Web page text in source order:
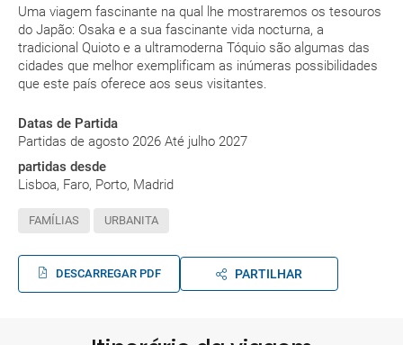
Uma viagem fascinante na qual lhe mostraremos os tesouros
do Japão: Osaka e a sua fascinante vida nocturna, a
tradicional Quioto e a ultramoderna Tóquio são algumas das
cidades que melhor exemplificam as inúmeras possibilidades
que este país oferece aos seus visitantes.
Datas de Partida
Partidas de agosto 2026 Até julho 2027
partidas desde
Lisboa, Faro, Porto, Madrid
FAMÍLIAS URBANITA
DESCARREGAR PDF PARTILHAR